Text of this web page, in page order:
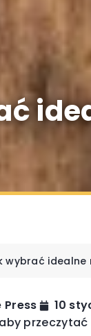
wybrać idealne
Press
10